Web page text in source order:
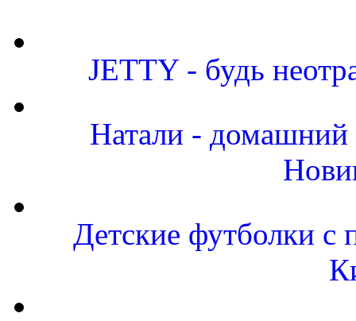
JETTY - будь
Натали - домашний
Детские футболки с